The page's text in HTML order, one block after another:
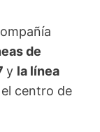
de
y la línea
centro de